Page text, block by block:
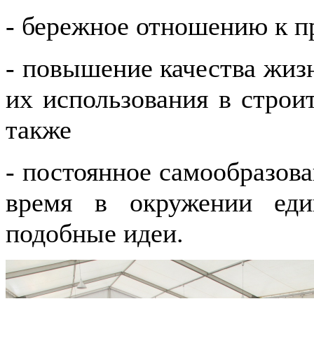
- бережное отношению к
- повышение качества
их использования в
также
- постоянное
время в окружении
подобные идеи.